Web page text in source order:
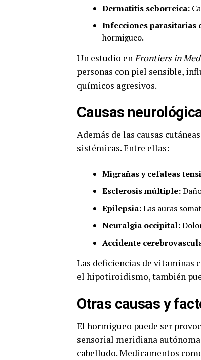
Dermatitis seborreica:
Infecciones parasitarias
hormigueo.
Un estudio en Frontiers in
personas con piel sensible,
químicos agresivos.
Causas
Además de las causas
sistémicas. Entre ellas:
Migrañas y cefaleas
Esclerosis múltiple:
Epilepsia:Las auras
Neuralgia occipital:
Accidente
Las deficiencias de vitaminas
el hipotiroidismo, también
Otras causas y
El hormigueo puede ser
sensorial meridiana
cabelludo. Medicamentos